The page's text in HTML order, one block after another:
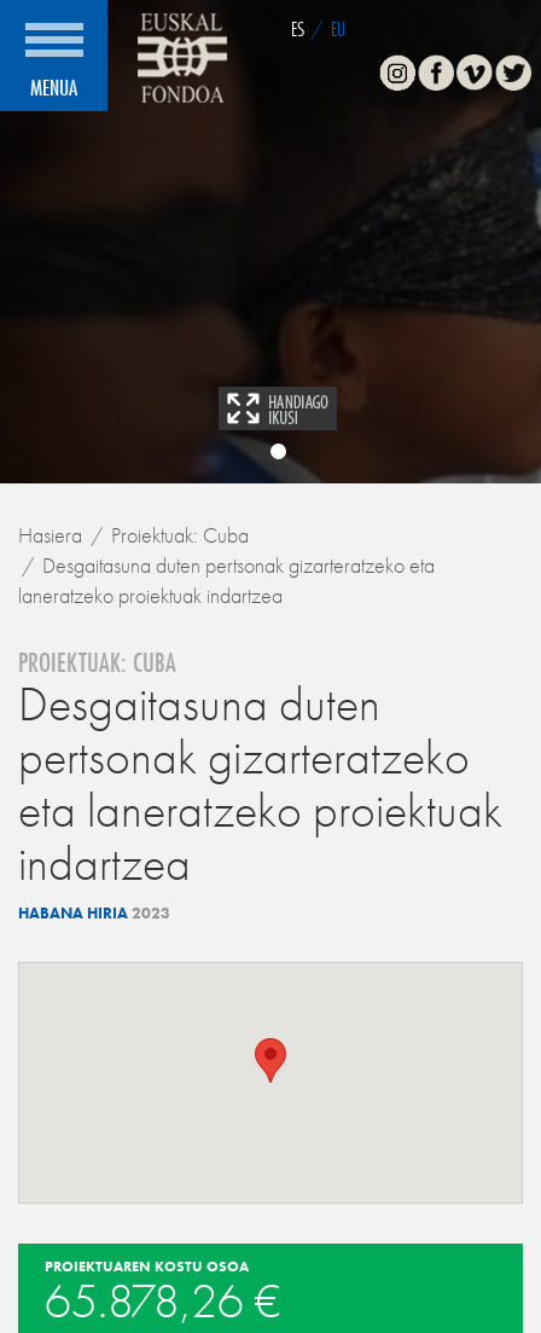
MENUA
ES / EU
Hasiera
Proiektuak: Cuba
Desgaitasuna duten pertsonak gizarteratzeko eta
laneratzeko proiektuak indartzea
PROIEKTUAK: CUBA
Desgaitasuna duten
pertsonak gizarteratzeko
eta laneratzeko proiektuak
indartzea
HABANA HIRIA2023
PROIEKTUAREN KOSTU OSOA
65.878,26 €